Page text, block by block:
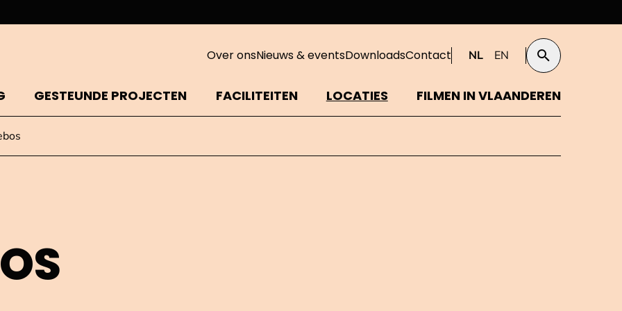
Over onsNieuws & eventsDownloadsContact NL EN Zoeken
GESTEUNDE PROJECTEN FACILITEITEN LOCATIES FILMEN IN VLAANDEREN